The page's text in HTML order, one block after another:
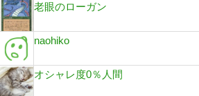
老眼のローガン
naohiko
オシャレ度0％人間